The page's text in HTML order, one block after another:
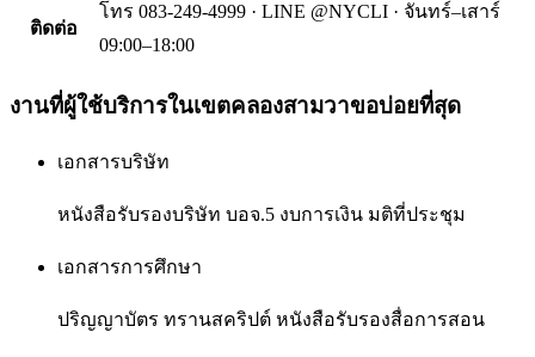
ติดต่อ
โทร 083-249-4999 · LINE @NYCLI · จันทร์–เสาร์
09:00–18:00
งานที่ผู้ใช้บริการในเขตคลองสามวาขอบ่อยที่สุด
เอกสารบริษัท
หนังสือรับรองบริษัท บอจ.5 งบการเงิน มติที่ประชุม
เอกสารการศึกษา
ปริญญาบัตร ทรานสคริปต์ หนังสือรับรองสื่อการสอน